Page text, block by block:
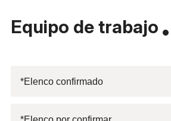
Equipo de trabajo